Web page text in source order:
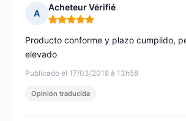
A
Acheteur Vérifié
Nota: 5 de 5
Publicado el 17/03/2018 à 13h58
Producto conforme y plazo cumplido,
elevado
Opinión traducida